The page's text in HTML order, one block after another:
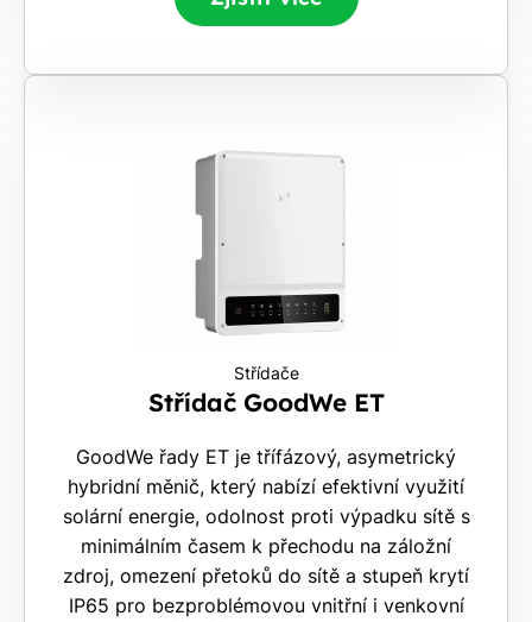
Střídače
Střídač GoodWe ET
GoodWe řady ET je třífázový, asymetrický
hybridní měnič, který nabízí efektivní využití
solární energie, odolnost proti výpadku sítě s
minimálním časem k přechodu na záložní
zdroj, omezení přetoků do sítě a stupeň krytí
IP65 pro bezproblémovou vnitřní i venkovní